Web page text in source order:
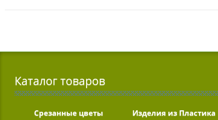
Каталог товаров
Срезанные цветы Изделия из Пластика